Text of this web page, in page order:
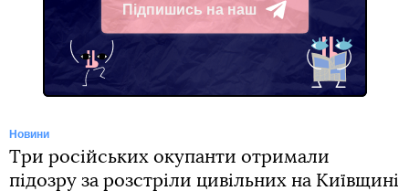
Підпишись на наш
Telegram
Новини
Три російських окупанти отримали
підозру за розстріли цивільних на Київщині